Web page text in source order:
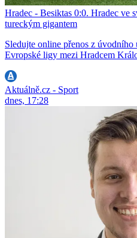
Hradec - Besiktas 0:0. Hradec ve
tureckým gigantem
Sledujte online přenos z
Evropské ligy mezi Hradcem
Aktuálně.cz - Sport
dnes, 17:28